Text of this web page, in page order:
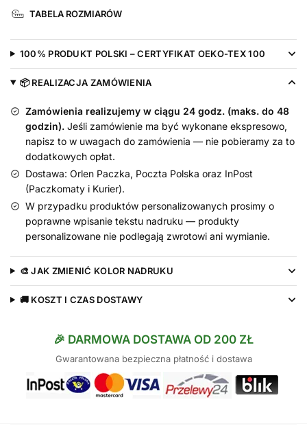
Tu
-
koszulka
dla
TABELA ROZMIARÓW
100% PRODUKT POLSKI – CERTYFIKAT OEKO-TEX 100
📦 REALIZACJA ZAMÓWIENIA
Zamówienia realizujemy w ciągu 24 godz. (maks. do 48
godzin). Jeśli zamówienie ma być wykonane ekspresowo,
napisz to w uwagach do zamówienia — nie pobieramy za to
dodatkowych opłat.
Dostawa: Orlen Paczka, Poczta Polska oraz InPost
(Paczkomaty i Kurier).
W przypadku produktów personalizowanych prosimy o
poprawne wpisanie tekstu nadruku — produkty
personalizowane nie podlegają zwrotowi ani wymianie.
🎨 JAK ZMIENIĆ KOLOR NADRUKU
🚚 KOSZT I CZAS DOSTAWY
🎉 DARMOWA DOSTAWA OD 200 ZŁ
Gwarantowana bezpieczna płatność i dostawa